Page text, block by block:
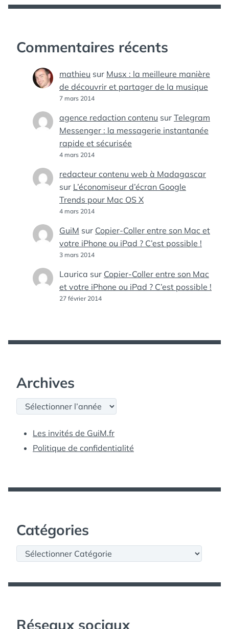
Commentaires récents
mathieu sur Musx : la meilleure manière
de découvrir et partager de la musique
7 mars 2014
agence redaction contenu sur Telegram
Messenger : la messagerie instantanée
rapide et sécurisée
4 mars 2014
redacteur contenu web à Madagascar
sur L’économiseur d’écran Google
Trends pour Mac OS X
4 mars 2014
GuiM sur Copier-Coller entre son Mac et
votre iPhone ou iPad ? C’est possible !
3 mars 2014
Laurica sur Copier-Coller entre son Mac
et votre iPhone ou iPad ? C’est possible !
27 février 2014
Archives
Archives
Les invités de GuiM.fr
Politique de confidentialité
Catégories
Catégories
Réseaux sociaux